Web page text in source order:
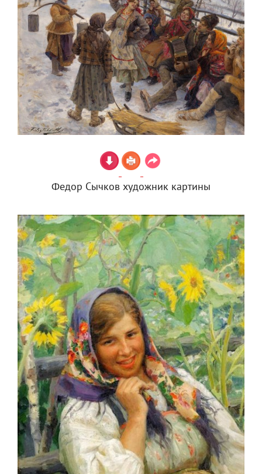
Федор Сычков художник картины